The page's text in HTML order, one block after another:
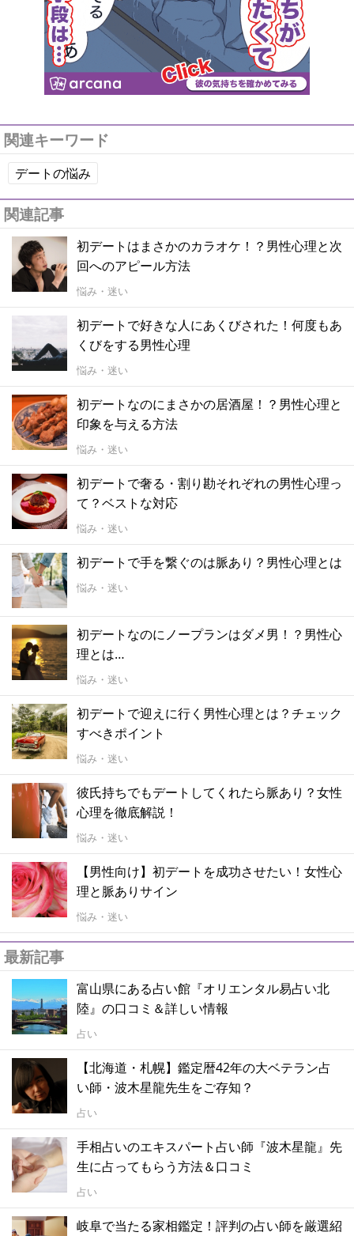
関連キーワード
デートの悩み
関連記事
初デートはまさかのカラオケ！？男性心理と次
回へのアピール方法
悩み・迷い
初デートで好きな人にあくびされた！何度もあ
くびをする男性心理
悩み・迷い
初デートなのにまさかの居酒屋！？男性心理と
印象を与える方法
悩み・迷い
初デートで奢る・割り勘それぞれの男性心理っ
て？ベストな対応
悩み・迷い
初デートで手を繋ぐのは脈あり？男性心理とは
悩み・迷い
初デートなのにノープランはダメ男！？男性心
理とは…
悩み・迷い
初デートで迎えに行く男性心理とは？チェック
すべきポイント
悩み・迷い
彼氏持ちでもデートしてくれたら脈あり？女性
心理を徹底解説！
悩み・迷い
【男性向け】初デートを成功させたい！女性心
理と脈ありサイン
悩み・迷い
最新記事
富山県にある占い館『オリエンタル易占い北
陸』の口コミ＆詳しい情報
占い
【北海道・札幌】鑑定暦42年の大ベテラン占
い師・波木星龍先生をご存知？
占い
手相占いのエキスパート占い師『波木星龍』先
生に占ってもらう方法＆口コミ
占い
岐阜で当たる家相鑑定！評判の占い師を厳選紹